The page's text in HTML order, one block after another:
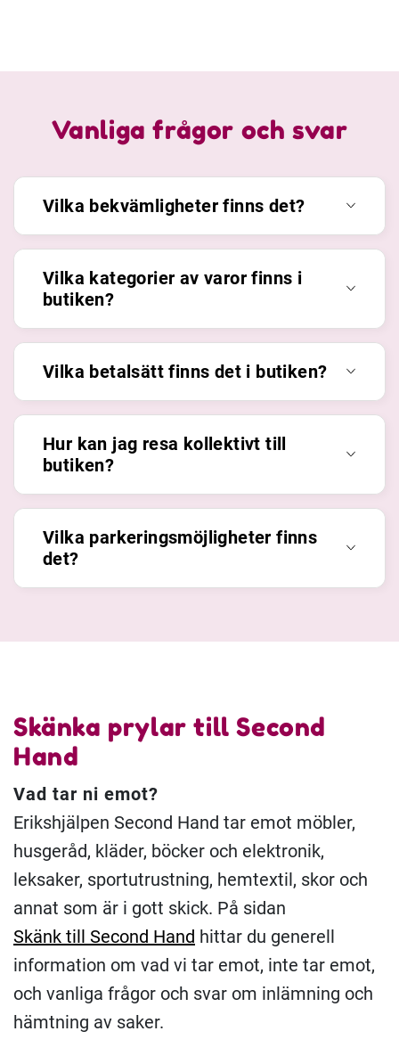
Vanliga frågor och svar
Vilka bekvämligheter finns det?
Vilka kategorier av varor finns i
butiken?
Vilka betalsätt finns det i butiken?
Hur kan jag resa kollektivt till
butiken?
Vilka parkeringsmöjligheter finns
det?
Skänka prylar till Second
Hand
Vad tar ni emot?
Erikshjälpen Second Hand tar emot möbler,
husgeråd, kläder, böcker och elektronik,
leksaker, sportutrustning, hemtextil, skor och
annat som är i gott skick. På sidan
Skänk till Second Hand hittar du generell
information om vad vi tar emot, inte tar emot,
och vanliga frågor och svar om inlämning och
hämtning av saker.